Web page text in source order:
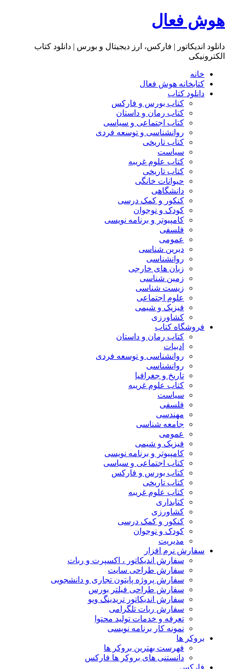
هوش فعال
دانلود اندیکاتور | فارکس، ارز دیجیتال و بورس | دانلود کتاب
الکترونیکی
خانه
کتابخانه هوش فعال
دانلود کتاب
کتاب بورس و فارکس
کتاب رمان و داستان
کتاب اجتماعی و سیاسی
روانشناسی و توسعه فردی
کتاب تاریخی
سیاست
کتاب علوم غریبه
کتاب تاریخی
حیوانات خانگی
دانشگاهی
کنکور و کمک‌ درسی
کودک و نوجوان
کامپیوتر و برنامه نویسی
فلسفی
عمومی
دیرین شناسی
روانشناسی
زبان های خارجی
زمین شناسی
زیست شناسی
علوم اجتماعی
فیزیک و شیمی
کشاورزی
فروشگاه کتاب
کتاب رمان و داستان
ادبیات
روانشناسی و توسعه فردی
روانشناسی
تاریخ و جغرافیا
کتاب علوم غریبه
سیاست
فلسفی
مهندسی
جامعه شناسی
عمومی
فیزیک و شیمی
کامپیوتر و برنامه نویسی
کتاب اجتماعی و سیاسی
کتاب بورس و فارکس
کتاب تاریخی
کتاب علوم غریبه
کتابداری
کشاورزی
کنکور و کمک‌ درسی
کودک و نوجوان
مدیریت
سفارش نرم افزار
سفارش اندیکاتور ، اکسپرت و ربات
سفارش طراحی سایت
سفارش پروژه پایتون تجاری و دانشجویی
سفارش طراحی فیلتر بورس
سفارش اندیکاتور تریدینگ ویو
سفارش ربات تلگرامی
تعرفه و خدمات تولید محتوا
نمونه کار برنامه نویسی
بروکر ها
فهرست بهترین بروکر ها
دانستنی های بروکر ها فارکس
فارکس